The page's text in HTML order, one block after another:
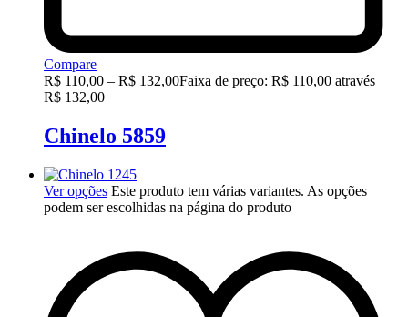
Compare
R$ 110,00 – R$ 132,00Faixa de preço: R$ 110,00 através
R$ 132,00
Chinelo 5859
Ver opções Este produto tem várias variantes. As opções
podem ser escolhidas na página do produto